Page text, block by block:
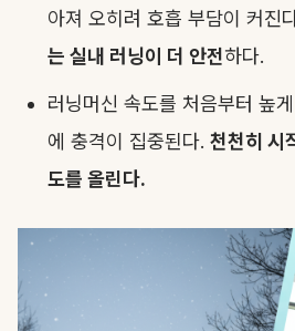
아져 오히려 호흡 부담이 커진
는 실내 러닝이 더 안전하다.
러닝머신 속도를 처음부터 높
에 충격이 집중된다. 천천히 시
도를 올린다.